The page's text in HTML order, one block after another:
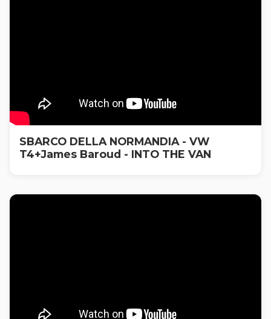
SBARCO DELLA NORMANDIA - VW
T4+James Baroud - INTO THE VAN